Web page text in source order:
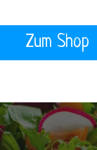
Zum Shop